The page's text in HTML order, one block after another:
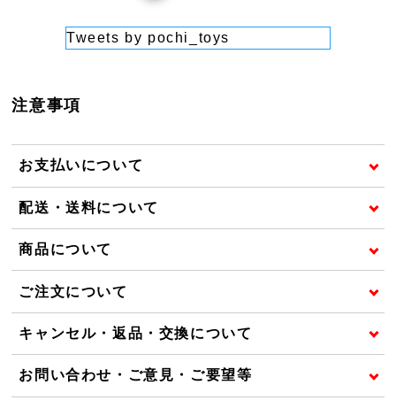
Tweets by pochi_toys
注意事項
お支払いについて
配送・送料について
商品について
ご注文について
キャンセル・返品・交換について
お問い合わせ・ご意見・ご要望等